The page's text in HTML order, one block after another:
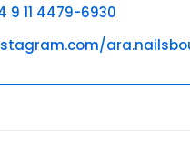
9 11 4479-6930